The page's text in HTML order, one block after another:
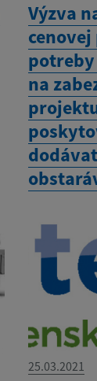
Výzva
na
25.03.2021